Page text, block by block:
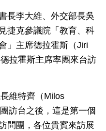
長李大維、外交部長吳
捷克參議院「教育、科
」主席德拉霍斯（Jiri
拉霍斯主席率團來台訪
維特齊（Milos
訪台之後，這是第一個
問團，各位貴賓來訪展